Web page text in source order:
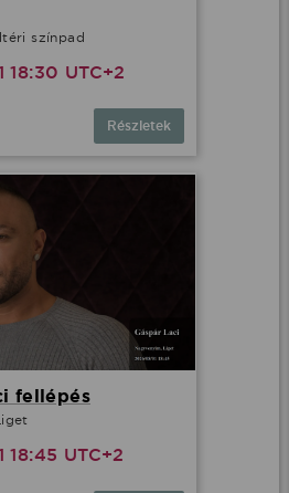
színpad
UTC+2
Részletek
fellépés
UTC+2